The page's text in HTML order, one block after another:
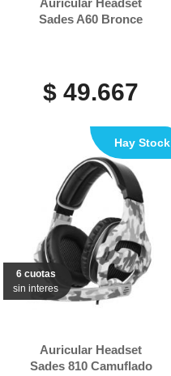
Auricular Headset
Sades A60 Bronce
$ 49.667
6 cuotas
sin interes
Auricular Headset
Sades 810 Camuflado
Hay Stock